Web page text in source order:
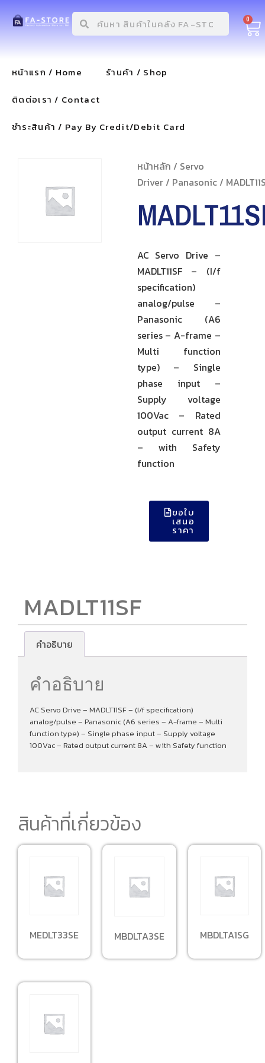
0
หน้าแรก / Home
ร้านค้า / Shop
ติดต่อเรา / Contact
ชำระสินค้า / Pay By Credit/Debit Card
หน้าหลัก / Servo
Driver/ Panasonic/
AC Servo Drive –
MADLT11SF – (I/f
specification)
analog/pulse –
Panasonic (A6
series – A-frame –
Multi function
type) – Single
phase input –
Supply voltage
100Vac – Rated
output current 8A
– with Safety
function
ขอใบ
เสนอ
ราคา
MADLT11SF
คำอธิบาย
คำอธิบาย
AC Servo Drive – MADLT11SF – (I/f specification)
analog/pulse – Panasonic (A6 series – A-frame – Multi
function type) – Single phase input – Supply voltage
100Vac – Rated output current 8A – with Safety function
สินค้าที่เกี่ยวข้อง
MEDLT33SE MBDLTA3SE MBDLTA1SG